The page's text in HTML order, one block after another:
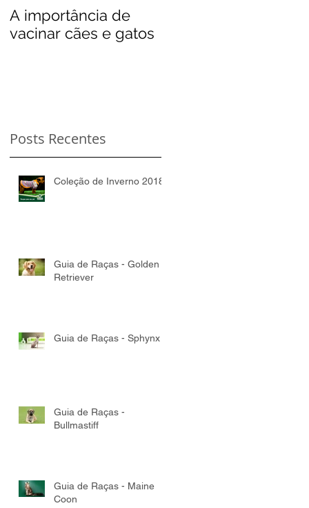
A importância de
vacinar cães e gatos
Posts Recentes
Coleção de Inverno 2018
Guia de Raças - Golden
Retriever
Guia de Raças - Sphynx
Guia de Raças -
Bullmastiff
Guia de Raças - Maine
Coon